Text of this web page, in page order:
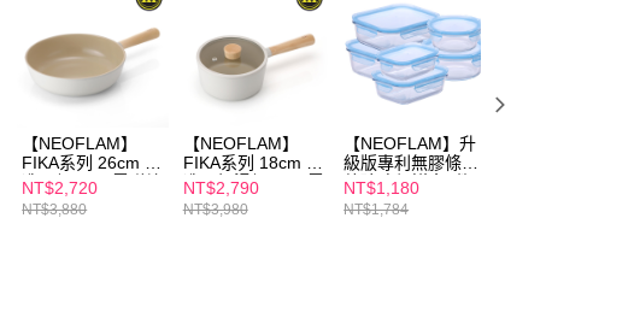
算出。使用AFTEE下訂可以延長您收到商品前的繳費天數，但無法保證一
定能夠在期限內收到商品(例如:預購商品或預計到貨時間較長者)。因此無論
收到商品與否，仍需要請您在AFTEE規定的時間內完成繳費。
二、付款限制
1. 初次使用 AFTEE 時，將依認證結果及本公司審查結果，核予每個人不同
之上限額度
2. 結帳金額須大於NT$30
3. 目前僅支援台灣會員
【NEOFLAM】
FIKA系列 26cm 鑄
造炒鍋(IH、電磁爐
適用)
NT$2,720
NT$3,880
【NEOFLAM】
FIKA系列 18cm 鑄
造單柄湯鍋(IH、電
磁爐適用)
NT$2,790
NT$3,980
【NEOFLAM】升
級版專利無膠條耐
熱玻璃保鮮盒6件
組-藍(耐熱520度)
NT$1,180
NT$1,784